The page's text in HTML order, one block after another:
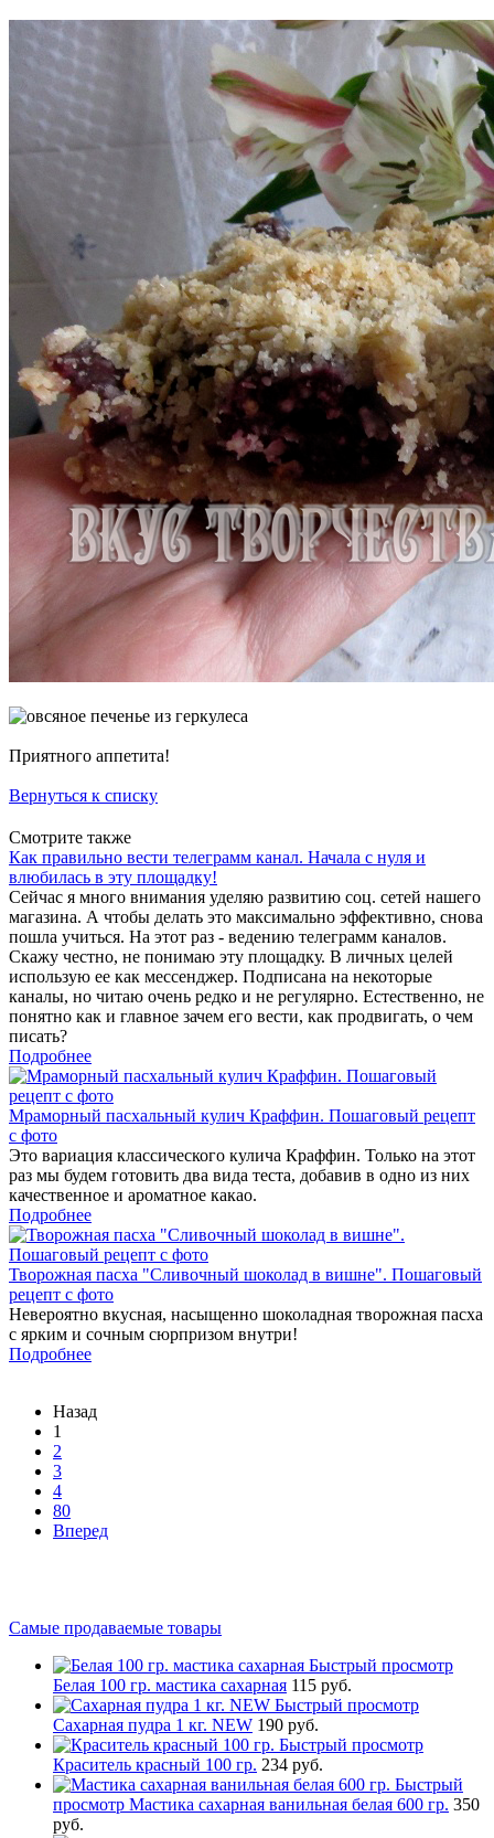
Приятного аппетита!
Вернуться к списку
Смотрите также
Как правильно вести телеграмм канал. Начала с нуля и
влюбилась в эту площадку!
Сейчас я много внимания уделяю развитию соц. сетей нашего
магазина. А чтобы делать это максимально эффективно, снова
пошла учиться. На этот раз - ведению телеграмм каналов.
Скажу честно, не понимаю эту площадку. В личных целей
использую ее как мессенджер. Подписана на некоторые
каналы, но читаю очень редко и не регулярно. Естественно, не
понятно как и главное зачем его вести, как продвигать, о чем
писать?
Подробнее
Мраморный пасхальный кулич Краффин. Пошаговый рецепт
с фото
Это вариация классического кулича Краффин. Только на этот
раз мы будем готовить два вида теста, добавив в одно из них
качественное и ароматное какао.
Подробнее
Творожная пасха "Сливочный шоколад в вишне". Пошаговый
рецепт с фото
Невероятно вкусная, насыщенно шоколадная творожная пасха
с ярким и сочным сюрпризом внутри!
Подробнее
Назад
1
2
3
4
80
Вперед
Самые продаваемые товары
Быстрый просмотр
Белая 100 гр. мастика сахарная 115 руб.
Быстрый просмотр
Сахарная пудра 1 кг. NEW 190 руб.
Быстрый просмотр
Краситель красный 100 гр. 234 руб.
Быстрый
просмотр Мастика сахарная ванильная белая 600 гр. 350
руб.